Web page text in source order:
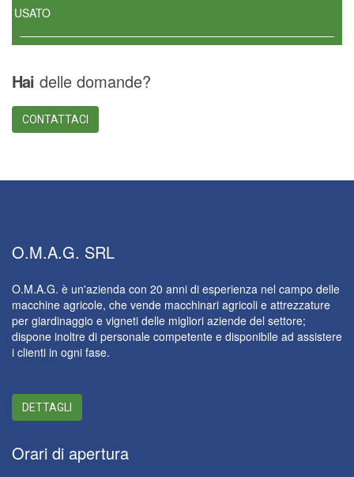
USATO
Hai delle domande?
CONTATTACI
O.M.A.G. SRL
O.M.A.G. è un'azienda con 20 anni di esperienza nel campo delle
macchine agricole, che vende macchinari agricoli e attrezzature
per giardinaggio e vigneti delle migliori aziende del settore;
dispone inoltre di personale competente e disponibile ad assistere
i clienti in ogni fase.
DETTAGLI
Orari di apertura